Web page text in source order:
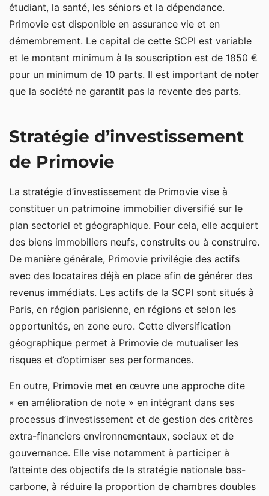
étudiant, la santé, les séniors et la dépendance.
Primovie est disponible en assurance vie et en
démembrement. Le capital de cette SCPI est variable
et le montant minimum à la souscription est de 1850 €
pour un minimum de 10 parts. Il est important de noter
que la société ne garantit pas la revente des parts.
Stratégie d’investissement
de Primovie
La stratégie d’investissement de Primovie vise à
constituer un patrimoine immobilier diversifié sur le
plan sectoriel et géographique. Pour cela, elle acquiert
des biens immobiliers neufs, construits ou à construire.
De manière générale, Primovie privilégie des actifs
avec des locataires déjà en place afin de générer des
revenus immédiats. Les actifs de la SCPI sont situés à
Paris, en région parisienne, en régions et selon les
opportunités, en zone euro. Cette diversification
géographique permet à Primovie de mutualiser les
risques et d’optimiser ses performances.
En outre, Primovie met en œuvre une approche dite
« en amélioration de note » en intégrant dans ses
processus d’investissement et de gestion des critères
extra-financiers environnementaux, sociaux et de
gouvernance. Elle vise notamment à participer à
l’atteinte des objectifs de la stratégie nationale bas-
carbone, à réduire la proportion de chambres doubles